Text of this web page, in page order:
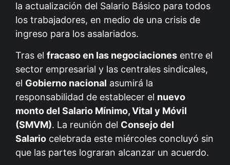
la actualización del Salario Básico para todos
los trabajadores, en medio de una crisis de
ingreso para los asalariados.
Tras el fracaso en las negociaciones entre el
sector empresarial y las centrales sindicales,
el Gobierno nacional asumirá la
responsabilidad de establecer el nuevo
monto del Salario Mínimo, Vital y Móvil
(SMVM). La reunión del Consejo del
Salario celebrada este miércoles concluyó sin
que las partes lograran alcanzar un acuerdo.